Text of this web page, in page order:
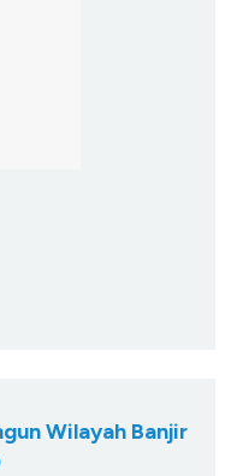
Wilayah Banjir